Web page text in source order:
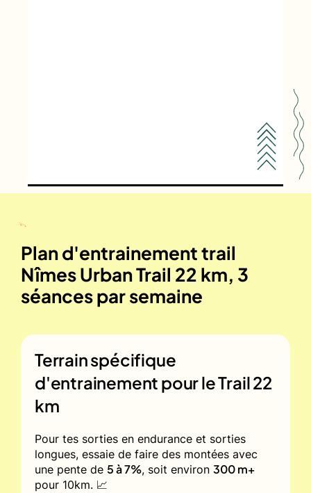
Plan d'entrainement trail
Nîmes Urban Trail 22 km, 3
séances par semaine
Terrain spécifique
d'entrainement pour leTrail 22
km
Pour tes sorties en endurance et sorties
longues, essaie de faire des montées avec
une pente de 5 à 7%, soit environ 300 m+
pour 10km. 📈